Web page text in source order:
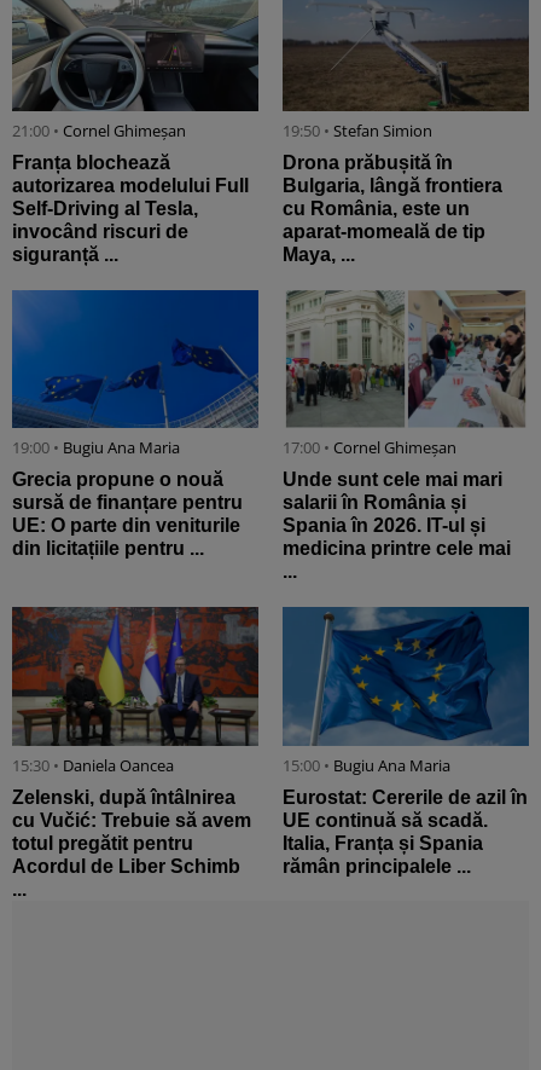
21:00 • Cornel Ghimeșan
Franța blochează
autorizarea modelului Full
Self-Driving al Tesla,
invocând riscuri de
siguranță ...
19:50 • Stefan Simion
Drona prăbușită în
Bulgaria, lângă frontiera
cu România, este un
aparat-momeală de tip
Maya, ...
19:00 • Bugiu ⁠Ana Maria
Grecia propune o nouă
sursă de finanțare pentru
UE: O parte din veniturile
din licitațiile pentru ...
17:00 • Cornel Ghimeșan
Unde sunt cele mai mari
salarii în România și
Spania în 2026. IT-ul și
medicina printre cele mai
...
15:30 • Daniela Oancea
Zelenski, după întâlnirea
cu Vučić: Trebuie să avem
totul pregătit pentru
Acordul de Liber Schimb
...
15:00 • Bugiu ⁠Ana Maria
Eurostat: Cererile de azil în
UE continuă să scadă.
Italia, Franța și Spania
rămân principalele ...